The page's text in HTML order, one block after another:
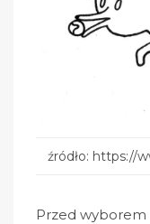
źródło: https://
Przed wyborem